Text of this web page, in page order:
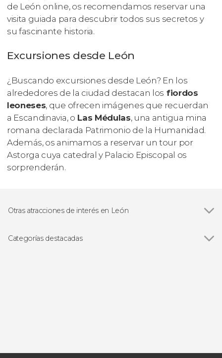
de León online, os recomendamos reservar una
visita guiada para descubrir todos sus secretos y
su fascinante historia.
Excursiones desde León
¿Buscando excursiones desde León? En los
alrededores de la ciudad destacan los fiordos
leoneses, que ofrecen imágenes que recuerdan
a Escandinavia, o Las Médulas, una antigua mina
romana declarada Patrimonio de la Humanidad.
Además, os animamos a reservar un tour por
Astorga cuya catedral y Palacio Episcopal os
sorprenderán.
Otras atracciones de interés en León
Categorías destacadas